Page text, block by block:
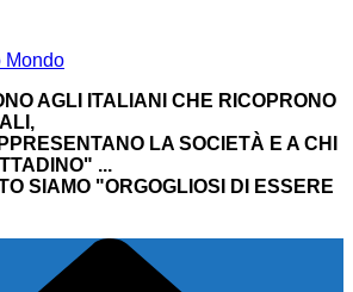
AGLI ITALIANI CHE RICOPRONO
LA SOCIETÀ E A CHI
...
SIAMO "ORGOGLIOSI DI ESSERE